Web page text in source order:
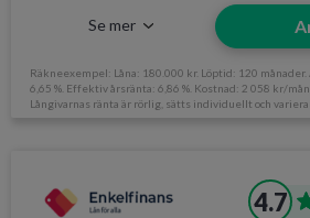
Se mer
Räkneexempel: Låna: 180.000 kr. Löptid: 120
6,65 %. Effektiv årsränta: 6,86 %. Kostnad: 2 058 kr/
Långivarnas ränta är rörlig, sätts individuellt och
Utan UC 4.7